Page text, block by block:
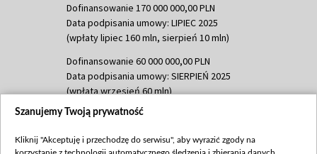
Dofinansowanie 170 000 000,00 PLN
Data podpisania umowy: LIPIEC 2025
(wpłaty lipiec 160 mln, sierpień 10 mln)
Dofinansowanie 60 000 000,00 PLN
Data podpisania umowy: SIERPIEŃ 2025
(wpłata wrzesień 60 mln)
Dofinansowanie 635 783 051,21 PLN
(wpłata wrzesień 100 mln, październik 350
Szanujemy Twoją prywatność
Kliknij "Akceptuję i przechodzę do serwisu", aby wyrazić zgody na